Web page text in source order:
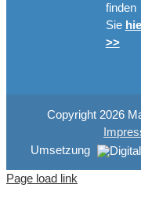
finden
Sie
>>
Copyright 2026
Umsetzung
Page load link